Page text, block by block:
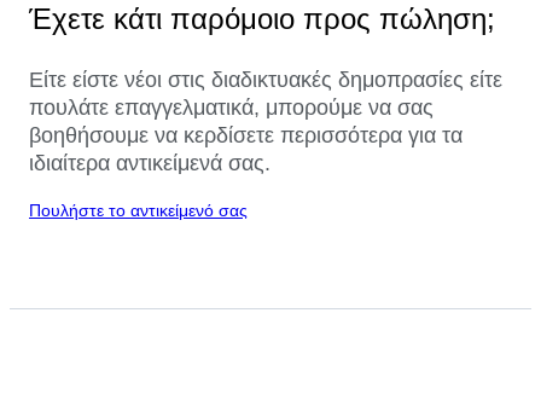
Έχετε κάτι παρόμοιο προς πώληση;
Είτε είστε νέοι στις διαδικτυακές δημοπρασίες είτε
πουλάτε επαγγελματικά, μπορούμε να σας
βοηθήσουμε να κερδίσετε περισσότερα για τα
ιδιαίτερα αντικείμενά σας.
Πουλήστε το αντικείμενό σας